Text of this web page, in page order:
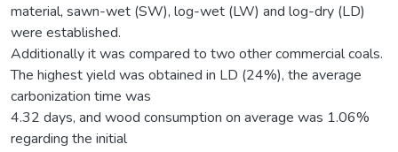
material, sawn-wet (SW), log-wet (LW) and log-dry (LD)
were established.
Additionally it was compared to two other commercial coals.
The highest yield was obtained in LD (24%), the average
carbonization time was
4.32 days, and wood consumption on average was 1.06%
regarding the initial